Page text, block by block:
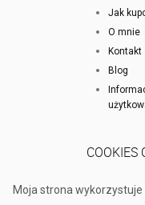
Jak
O mnie
Kontakt
Blog
COOKIES
Moja strona